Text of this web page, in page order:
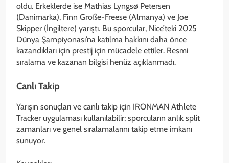
oldu. Erkeklerde ise Mathias Lyngsø Petersen
(Danimarka), Finn Große-Freese (Almanya) ve Joe
Skipper (İngiltere) yarıştı. Bu sporcular, Nice’teki 2025
Dünya Şampiyonası’na katılma hakkını daha önce
kazandıkları için prestij için mücadele ettiler. Resmi
sıralama ve kazanan bilgisi henüz açıklanmadı.
Canlı Takip
Yarışın sonuçları ve canlı takip için IRONMAN Athlete
Tracker uygulaması kullanılabilir; sporcuların anlık split
zamanları ve genel sıralamalarını takip etme imkanı
sunuyor.